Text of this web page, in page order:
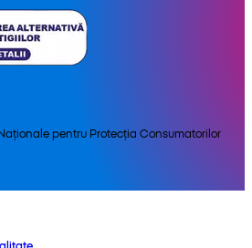
pentru Protecția Consumatorilor